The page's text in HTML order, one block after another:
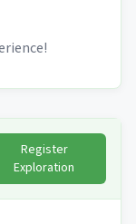
Register
Exploration